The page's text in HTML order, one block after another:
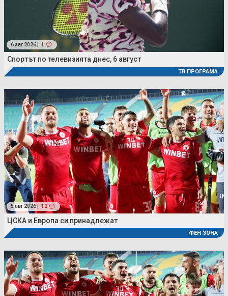
6 авг 2026 | 1
Спортът по телевизията днес, 6 август
ТВ ПРОГРАМА
5 авг 2026 | 12
ЦСКА и Европа си принадлежат
ФЕН ЗОНА